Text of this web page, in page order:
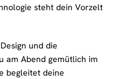
steht dein Vorzelt
und die
am Abend gemütlich im
begleitet deine